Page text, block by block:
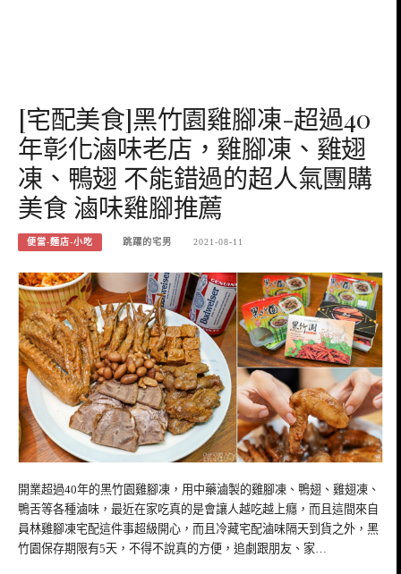
[宅配美食]黑竹園雞腳凍-超過40
年彰化滷味老店，雞腳凍、雞翅
凍、鴨翅 不能錯過的超人氣團購
美食 滷味雞腳推薦
便當-麵店-小吃 跳躍的宅男 2021-08-11
開業超過40年的黑竹園雞腳凍，用中藥滷製的雞腳凍、鴨翅、雞翅凍、
鴨舌等各種滷味，最近在家吃真的是會讓人越吃越上癮，而且這間來自
員林雞腳凍宅配這件事超級開心，而且冷藏宅配滷味隔天到貨之外，黑
竹園保存期限有5天，不得不說真的方便，追劇跟朋友、家…